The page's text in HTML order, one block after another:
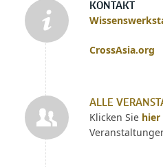
KONTAKT
CrossAsia.org
ALLE
Klicken Sie hier